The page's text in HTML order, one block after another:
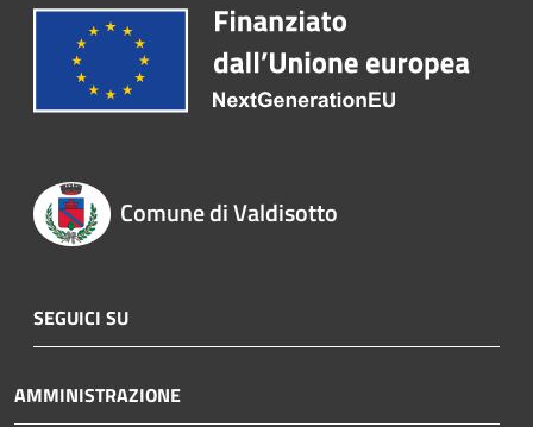
Comune di Valdisotto
SEGUICI SU
AMMINISTRAZIONE